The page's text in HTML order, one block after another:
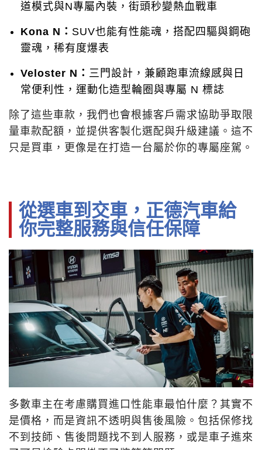
道模式與N專屬內裝，街頭秒變熱血戰車
Kona N： SUV也能有性能魂，搭配四驅與鋼砲
靈魂，稀有度爆表
Veloster N： 三門設計，兼顧跑車流線感與日
常便利性，運動化造型輪圈與專屬 N 標誌
除了這些車款，我們也會根據客戶需求協助爭取限
量車款配額，並提供客製化選配與升級建議。這不
只是買車，更像是在打造一台屬於你的專屬座駕。
從選車到交車，正德汽車給
你完整服務與信任保障
多數車主在考慮購買進口性能車最怕什麼？其實不
是價格，而是資訊不透明與售後風險。包括保修找
不到技師、售後問題找不到人服務，或是車子進來